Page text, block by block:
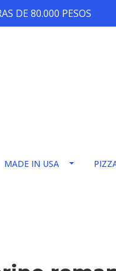
DE 80.000 PESOS
MADE IN USA